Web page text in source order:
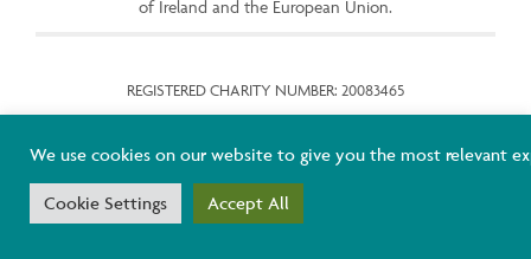
of Ireland and the European Union.
REGISTERED CHARITY NUMBER: 20083465
COOKIE POLICY
ACCESSIBILITY
We use cookies on our website to give you the most relevant
Cookie Settings Accept All